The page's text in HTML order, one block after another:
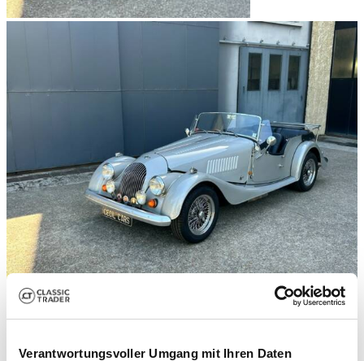
Verantwortungsvoller Umgang mit Ihren Daten
/20
1987 | Morgan 4/4 1600
TOURER